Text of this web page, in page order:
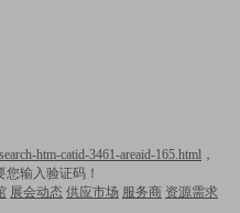
htm-catid-3461-areaid-165.html ，
您输入验证码！
展会动态 供应市场 服务商 资源需求